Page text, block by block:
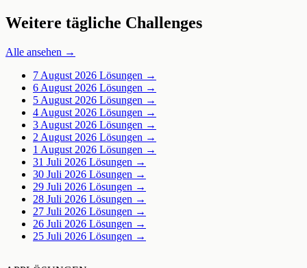
Weitere tägliche Challenges
Alle ansehen →
7 August 2026 Lösungen →
6 August 2026 Lösungen →
5 August 2026 Lösungen →
4 August 2026 Lösungen →
3 August 2026 Lösungen →
2 August 2026 Lösungen →
1 August 2026 Lösungen →
31 Juli 2026 Lösungen →
30 Juli 2026 Lösungen →
29 Juli 2026 Lösungen →
28 Juli 2026 Lösungen →
27 Juli 2026 Lösungen →
26 Juli 2026 Lösungen →
25 Juli 2026 Lösungen →